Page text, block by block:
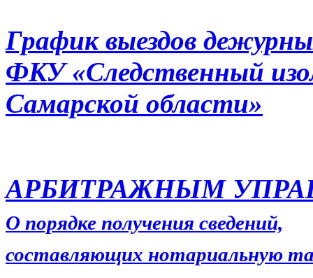
График выездов
ФКУ «Следственный
Самарской области»
АРБИТРАЖНЫМ
О порядке получения сведений,
составляющих нотариальную